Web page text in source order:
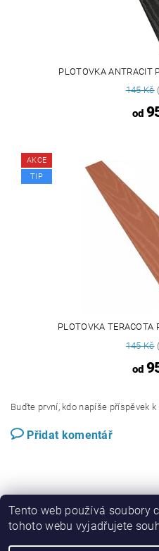
PLOTOVKA ANTRACIT
145 Kč
od
AKCE
TIP
PLOTOVKA TERACOTA
145 Kč
od
Buďte první, kdo napíše příspěvek k
Přidat komentář
Tento web používá soubory
tohoto webu vyjadřujete